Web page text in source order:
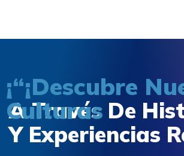
¡“¡Descubre
Culturas
A Través De
Y Experiencias